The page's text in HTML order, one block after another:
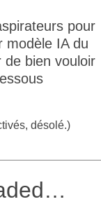
pour
modèle IA du
de bien vouloir
désolé.)